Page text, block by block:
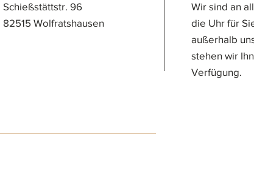
Schießstättstr. 96
82515 Wolfratshausen
Wir sind an
die Uhr für
außerhalb
stehen wir
Verfügung.